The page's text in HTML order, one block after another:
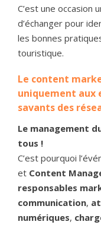
C’est une occasion
d’échanger pour
les bonnes
touristique.
Le content
uniquement aux
savants des
Le management
tous !
C’est pourquoi
et Content
responsables
communication,
numériques,